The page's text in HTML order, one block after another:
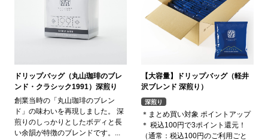
ドリップバッグ（丸山珈琲のブレ
ンド・クラシック1991）深煎り
創業当時の「丸山珈琲のブレン
ド」の味わいを再現しました。 深
煎りのしっかりとしたボディと長
い余韻が特徴のブレンドです。...
【大容量】ドリップバッグ（軽井
沢ブレンド 深煎り）
深煎り
＊まとめ買い対象 ポイントアップ
＊ 税込100円で3ポイント還元！
（通常：税込100円のご利用ごと